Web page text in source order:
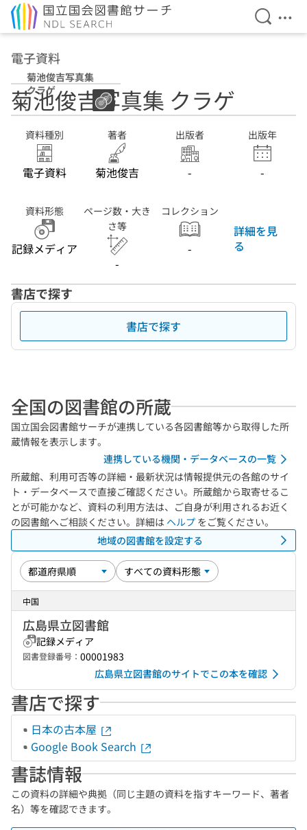
検索を
メ
電子資料
菊池俊吉写真集
クラゲ
菊池俊吉写真集 クラゲ
資料種別
電子資料
著者
菊池俊吉
出版者
-
出版年
-
資料形態
記録メディア
ページ数・大き
さ等
-
コレクション
-
詳細を見
る
書店で探す
書店で探す
全国の図書館の所蔵
国立国会図書館サーチが連携している各図書館等から取得した所
蔵情報を表示します。
連携している機関・データベースの一覧
所蔵館、利用可否等の詳細・最新状況は情報提供元の各館のサイ
ト・データベースで直接ご確認ください。所蔵館から取寄せるこ
とが可能かなど、資料の利用方法は、ご自身が利用されるお近く
の図書館へご相談ください。詳細は ヘルプ をご覧ください。
地域の図書館を設定する
中国
広島県立図書館
記録メディア
図書登録番号： 00001983
広島県立図書館のサイトでこの本を確認
書店で探す
日本の古本屋
Google Book Search
書誌情報
この資料の詳細や典拠（同じ主題の資料を指すキーワード、著者
名）等を確認できます。